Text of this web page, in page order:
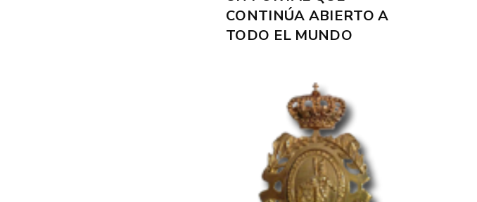
CONTINÚA ABIERTO A
TODO EL MUNDO